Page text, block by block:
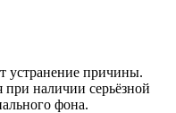
устранение причины.
при наличии серьёзной
фона.